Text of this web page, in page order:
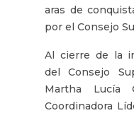
aras de
por el Consejo
Al cierre de la
del Consejo
Martha Lucía
Coordinadora